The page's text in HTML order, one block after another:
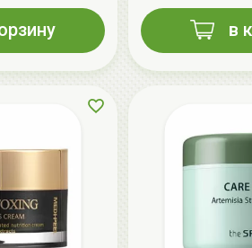
AiliCode
пилинг для лица, 50мл
24.90 руб.
49.95 руб. -50%
в